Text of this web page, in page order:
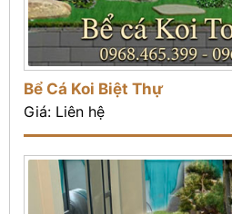
Bể Cá Koi Biệt Thự
Giá: Liên hệ